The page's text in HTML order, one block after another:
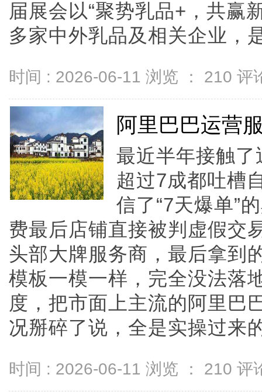
届展会以“聚势乳品+，共赢
多家中外乳品及相关企业，
时间 : 2026-06-11 浏览 ： 210 评
阿里巴巴运营
最近半年接触
超过7成都吐槽
信了“7天爆单”
费最后店铺直接被判虚假交
头部大牌服务商，最后拿到
模板一模一样，完全没法落
度，把市面上主流的阿里巴
况掰碎了说，全是实操过来
时间 : 2026-06-11 浏览 ： 210 评